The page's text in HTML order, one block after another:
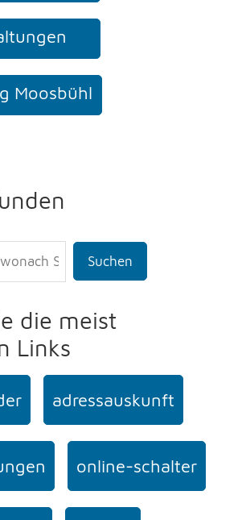
Moosbühl
Suchen
die meist
Links
adressauskunft
online-schalter